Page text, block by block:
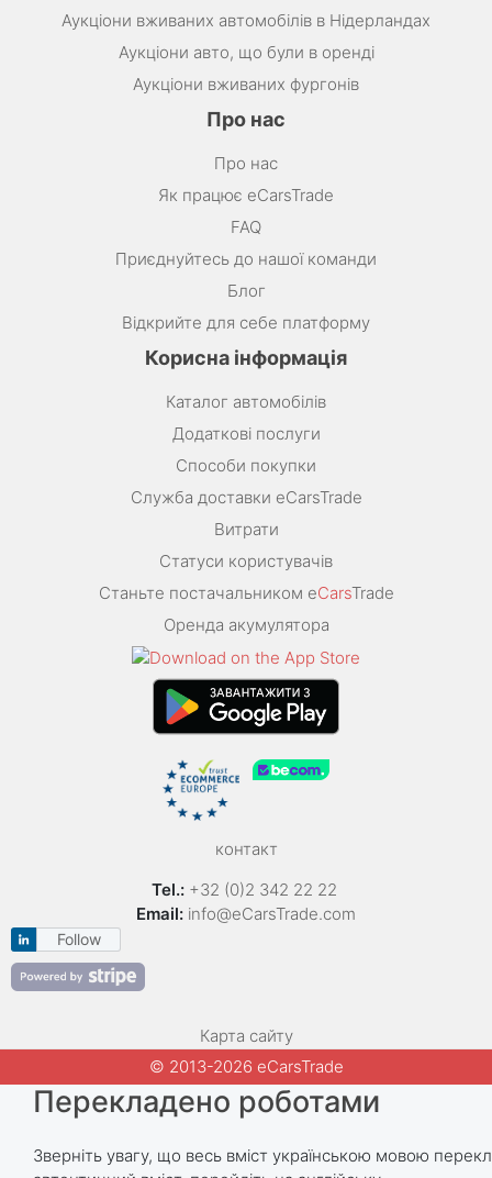
Аукціони вживаних автомобілів в Нідерландах
Аукціони авто, що були в оренді
Аукціони вживаних фургонів
Про нас
Про нас
Як працює eCarsTrade
FAQ
Приєднуйтесь до нашої команди
Блог
Відкрийте для себе платформу
Корисна інформація
Каталог автомобілів
Додаткові послуги
Способи покупки
Служба доставки eCarsTrade
Витрати
Статуси користувачів
Станьте постачальником eCarsTrade
Оренда акумулятора
контакт
Tel.: +32 (0)2 342 22 22
Email: info@eCarsTrade.com
Follow
Карта сайту
© 2013-2026 eCarsTrade
Перекладено роботами
Зверніть увагу, що весь вміст українською мовою